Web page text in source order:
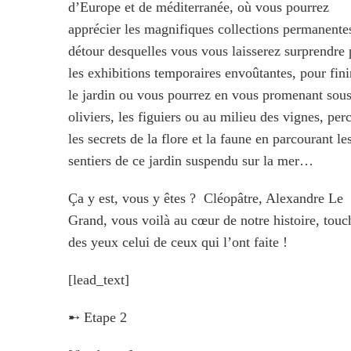
d’Europe et de méditerranée, où vous pourrez
apprécier les magnifiques collections
détour desquelles vous vous laisserez surprendre
les exhibitions temporaires envoûtantes, pour
le jardin ou vous pourrez en vous promenant
oliviers, les figuiers ou au milieu des vignes,
les secrets de la flore et la faune en parcourant
sentiers de ce jardin suspendu sur la mer…
Ça y est, vous y êtes ? Cléopâtre, Alexandre Le
Grand, vous voilà au cœur de notre histoire,
des yeux celui de ceux qui l’ont faite !
[lead_text]
➸ Etape 2